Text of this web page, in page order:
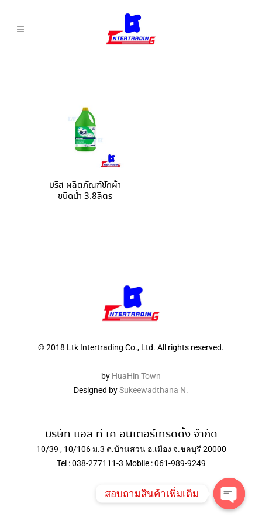
บรีส ผลิตภัณฑ์ซักผ้า
ชนิดน้ำ 3.8ลิตร
© 2018 Ltk Intertrading Co., Ltd. All rights reserved.
by HuaHin Town
Designed bySukeewadthana N.
บริษัท แอล ที เค อินเตอร์เทรดดิ้ง จำกัด
10/39 , 10/106 ม.3 ต.บ้านสวน อ.เมือง จ.ชลบุรี 20000
Tel : 038-277111-3 Mobile : 061-989-9249
สอบถามสินค้าเพิ่มเติม
Open